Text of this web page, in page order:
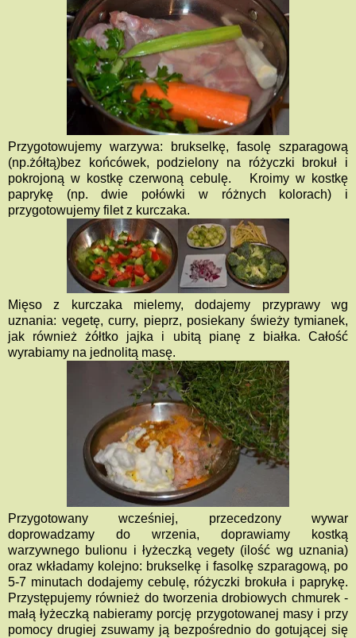
Przygotowujemy warzywa: brukselkę, fasolę szparagową
(np.żółtą)bez końcówek, podzielony na różyczki brokuł i
pokrojoną w kostkę czerwoną cebulę. Kroimy w kostkę
paprykę (np. dwie połówki w różnych kolorach) i
przygotowujemy filet z kurczaka.
Mięso z kurczaka mielemy, dodajemy przyprawy wg
uznania: vegetę, curry, pieprz, posiekany świeży tymianek,
jak również żółtko jajka i ubitą pianę z białka. Całość
wyrabiamy na jednolitą masę.
Przygotowany wcześniej, przecedzony wywar
doprowadzamy do wrzenia, doprawiamy kostką
warzywnego bulionu i łyżeczką vegety (ilość wg uznania)
oraz wkładamy kolejno: brukselkę i fasolkę szparagową, po
5-7 minutach dodajemy cebulę, różyczki brokuła i paprykę.
Przystępujemy również do tworzenia drobiowych chmurek -
małą łyżeczką nabieramy porcję przygotowanej masy i przy
pomocy drugiej zsuwamy ją bezpośrednio do gotującej się